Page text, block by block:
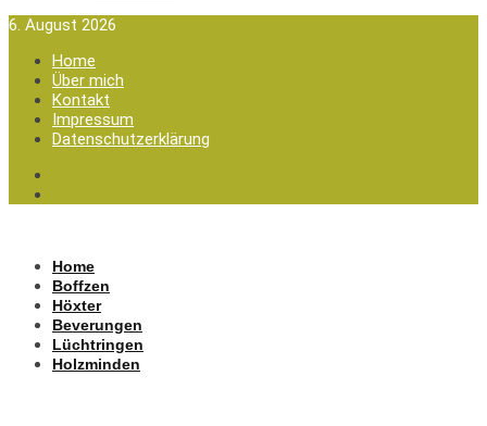
6. August 2026
Home
Über mich
Kontakt
Impressum
Datenschutzerklärung
Home
Boffzen
Höxter
Beverungen
Lüchtringen
Holzminden